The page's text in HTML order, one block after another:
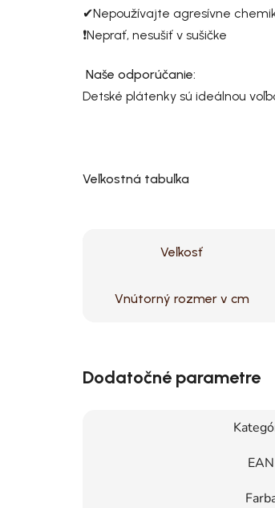
✔Nepoužívajte agresívne
❗Neprať, nesušiť v sušičke
Naše odporúčanie:
Detské plátenky sú ideálnou
Veľkostná tabuľka
Veľkosť
Vnútorný rozmer v cm
Dodatočné parametre
EAN